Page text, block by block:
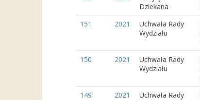
Dziekana
151 2021
Uchwała Rady
Wydziału
150 2021
Uchwała Rady
Wydziału
149 2021
Uchwała Rady